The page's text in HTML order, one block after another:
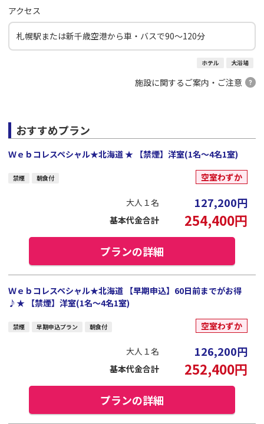
アクセス
札幌駅または新千歳空港から車・バスで90～120分
ホテル 大浴場
施設に関するご案内・ご注意
おすすめプラン
Ｗｅｂコレスペシャル★北海道 ★ 【禁煙】洋室(1名～4名1室)
禁煙 朝食付 空室わずか
大人１名 127,200円
基本代金合計 254,400円
プランの詳細
Ｗｅｂコレスペシャル★北海道 【早期申込】60日前までがお得
♪★ 【禁煙】洋室(1名～4名1室)
禁煙 早期申込プラン 朝食付 空室わずか
大人１名 126,200円
基本代金合計 252,400円
プランの詳細